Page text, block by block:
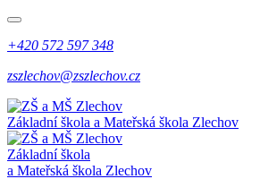
+420 572 597 348
zszlechov@zszlechov.cz
Základní škola a Mateřská škola Zlechov
Základní škola
a Mateřská škola Zlechov